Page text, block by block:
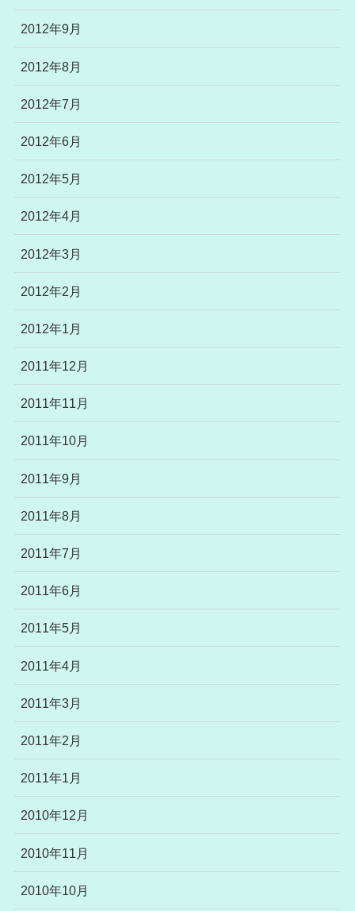
2012年9月
2012年8月
2012年7月
2012年6月
2012年5月
2012年4月
2012年3月
2012年2月
2012年1月
2011年12月
2011年11月
2011年10月
2011年9月
2011年8月
2011年7月
2011年6月
2011年5月
2011年4月
2011年3月
2011年2月
2011年1月
2010年12月
2010年11月
2010年10月